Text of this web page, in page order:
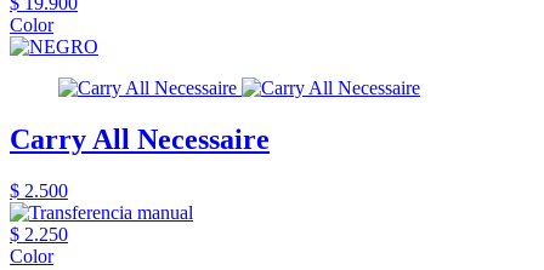
Color
Carry All Necessaire
$ 2.500
$ 2.250
Color